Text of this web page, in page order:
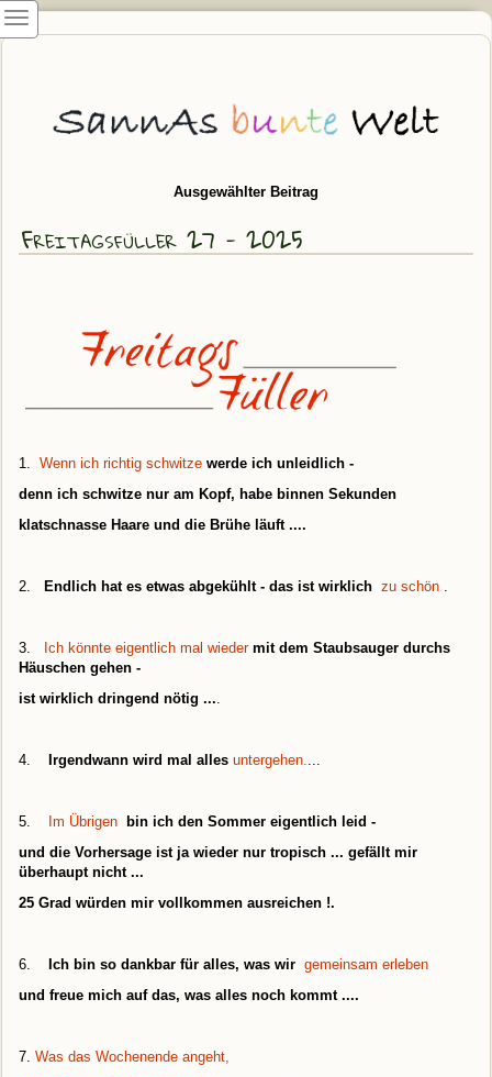
Ausgewählter Beitrag
Freitagsfüller 27 - 2025
1. Wenn ich richtig schwitze werde ich unleidlich -
denn ich schwitze nur am Kopf, habe binnen Sekunden
klatschnasse Haare und die Brühe läuft ....
2. Endlich hat es etwas abgekühlt - das ist wirklich zu schön
3. Ich könnte eigentlich mal wieder mit dem Staubsauger durchs
Häuschen gehen -
ist wirklich dringend nötig ...
4. Irgendwann wird mal alles untergehen.
5. Im Übrigen
bin ich den Sommer eigentlich leid -
und die Vorhersage ist ja wieder nur tropisch ... gefällt mir
überhaupt nicht ...
25 Grad würden mir vollkommen ausreichen !.
6. Ich bin so dankbar für alles, was wir gemeinsam erleben
und freue mich auf das, was alles noch kommt ....
7. Was das Wochenende angeht,